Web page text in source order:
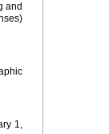
and
1,